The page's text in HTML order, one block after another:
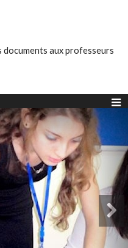
aux professeurs